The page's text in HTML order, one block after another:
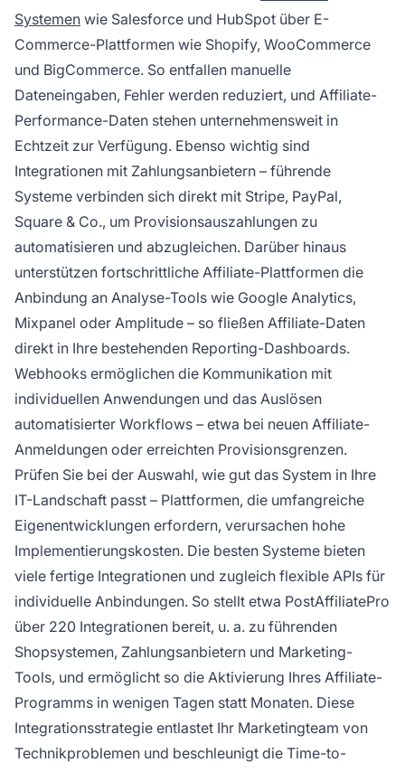
Systemen wie Salesforce und HubSpot über E-
Commerce-Plattformen wie Shopify, WooCommerce
und BigCommerce. So entfallen manuelle
Dateneingaben, Fehler werden reduziert, und Affiliate-
Performance-Daten stehen unternehmensweit in
Echtzeit zur Verfügung. Ebenso wichtig sind
Integrationen mit Zahlungsanbietern – führende
Systeme verbinden sich direkt mit Stripe, PayPal,
Square & Co., um Provisionsauszahlungen zu
automatisieren und abzugleichen. Darüber hinaus
unterstützen fortschrittliche Affiliate-Plattformen die
Anbindung an Analyse-Tools wie Google Analytics,
Mixpanel oder Amplitude – so fließen Affiliate-Daten
direkt in Ihre bestehenden Reporting-Dashboards.
Webhooks ermöglichen die Kommunikation mit
individuellen Anwendungen und das Auslösen
automatisierter Workflows – etwa bei neuen Affiliate-
Anmeldungen oder erreichten Provisionsgrenzen.
Prüfen Sie bei der Auswahl, wie gut das System in Ihre
IT-Landschaft passt – Plattformen, die umfangreiche
Eigenentwicklungen erfordern, verursachen hohe
Implementierungskosten. Die besten Systeme bieten
viele fertige Integrationen und zugleich flexible APIs für
individuelle Anbindungen. So stellt etwa PostAffiliatePro
über 220 Integrationen bereit, u. a. zu führenden
Shopsystemen, Zahlungsanbietern und Marketing-
Tools, und ermöglicht so die Aktivierung Ihres Affiliate-
Programms in wenigen Tagen statt Monaten. Diese
Integrationsstrategie entlastet Ihr Marketingteam von
Technikproblemen und beschleunigt die Time-to-